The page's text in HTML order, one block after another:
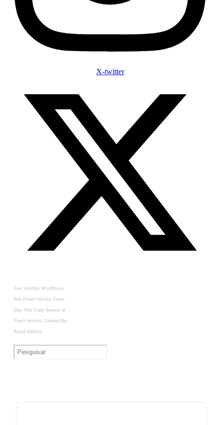
X-twitter
Just Another WordPress
Site Fresh Articles Every
Day Your Daily Source of
Fresh Articles Created By
Royal Addons